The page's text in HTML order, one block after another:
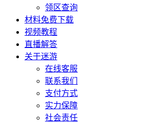
领区查询
材料免费下载
视频教程
直播解答
关于迷游
在线客服
联系我们
支付方式
实力保障
社会责任